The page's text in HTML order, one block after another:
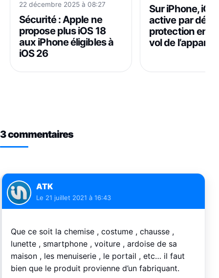
22 décembre 2025 à 08:27
Sécurité : Apple ne
propose plus iOS 18
aux iPhone éligibles à
iOS 26
Sur iPhone,
active par
protection en
vol de l’appareil
3 commentaires
ATK
Le 21 juillet 2021 à 16:43
Que ce soit la chemise , costume , chausse ,
lunette , smartphone , voiture , ardoise de sa
maison , les menuiserie , le portail , etc… il faut
bien que le produit provienne d’un fabriquant.